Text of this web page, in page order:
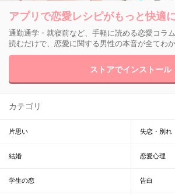
アプリで恋愛レシピがもっと快適
通勤通学・就寝前など、手軽に読める恋愛コラ
読むだけで、恋愛に関する男性の本音が全てわ
ストアでインストール
カテゴリ
片思い 失恋・別れ
結婚 恋愛心理
学生の恋 告白